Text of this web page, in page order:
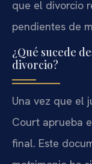
que el divorcio
pendientes de
¿Qué sucede
divorcio?
Una vez que el
Court aprueba
final. Este